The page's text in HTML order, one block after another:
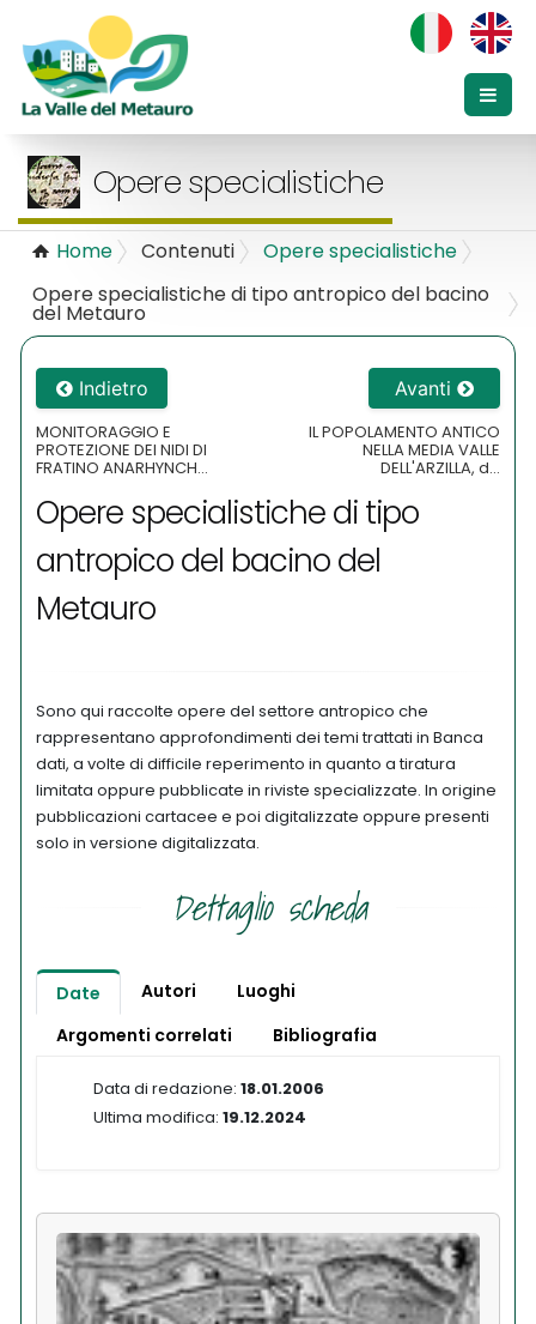
Opere specialistiche
Home Contenuti
Opere specialistiche
Opere specialistiche di tipo antropico del bacino
del Metauro
Indietro
MONITORAGGIO E
PROTEZIONE DEI NIDI DI
FRATINO ANARHYNCH...
Avanti
IL POPOLAMENTO ANTICO
NELLA MEDIA VALLE
DELL'ARZILLA, d...
Opere specialistiche di tipo
antropico del bacino del
Metauro
Sono qui raccolte opere del settore antropico che
rappresentano approfondimenti dei temi trattati in Banca
dati, a volte di difficile reperimento in quanto a tiratura
limitata oppure pubblicate in riviste specializzate. In origine
pubblicazioni cartacee e poi digitalizzate oppure presenti
solo in versione digitalizzata.
Dettaglio scheda
Date Autori
Luoghi
Argomenti correlati
Bibliografia
Data di redazione: 18.01.2006
Ultima modifica: 19.12.2024